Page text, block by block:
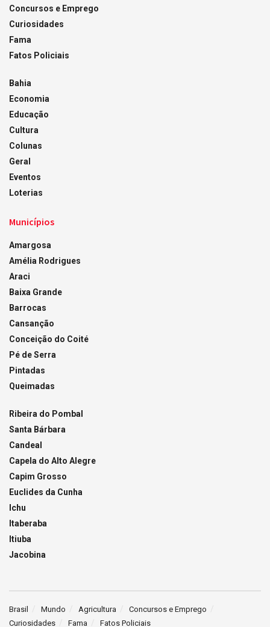
Concursos e Emprego
Curiosidades
Fama
Fatos Policiais
Bahia
Economia
Educação
Cultura
Colunas
Geral
Eventos
Loterias
Municípios
Amargosa
Amélia Rodrigues
Araci
Baixa Grande
Barrocas
Cansanção
Conceição do Coité
Pé de Serra
Pintadas
Queimadas
Ribeira do Pombal
Santa Bárbara
Candeal
Capela do Alto Alegre
Capim Grosso
Euclides da Cunha
Ichu
Itaberaba
Itiuba
Jacobina
Brasil Mundo Agricultura
Concursos e Emprego
Curiosidades
Fama Fatos Policiais